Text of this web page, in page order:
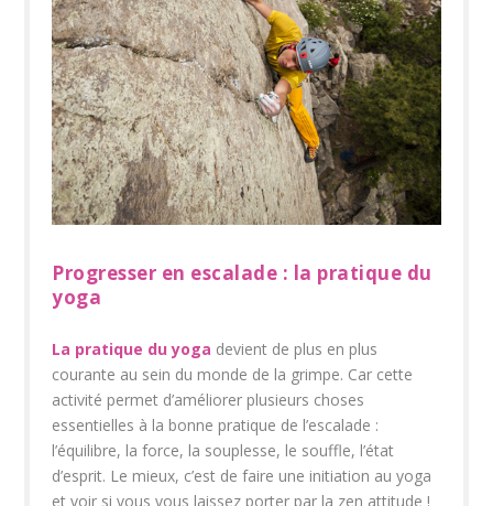
Progresser en escalade : la pratique du
yoga
La pratique du yoga devient de plus en plus
courante au sein du monde de la grimpe. Car cette
activité permet d’améliorer plusieurs choses
essentielles à la bonne pratique de l’escalade :
l’équilibre, la force, la souplesse, le souffle, l’état
d’esprit. Le mieux, c’est de faire une initiation au yoga
et voir si vous vous laissez porter par la zen attitude !